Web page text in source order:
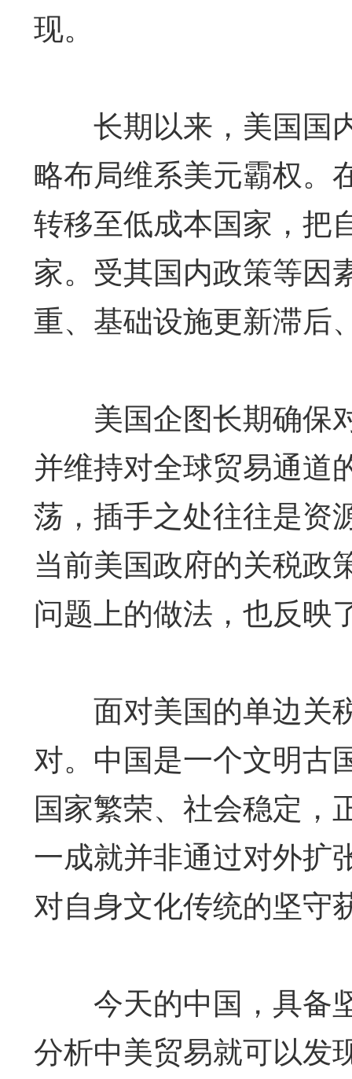
现。
长期以来，美国国
略布局维系美元霸权。
转移至低成本国家，把
家。受其国内政策等因
重、基础设施更新滞后
美国企图长期确保
并维持对全球贸易通道
荡，插手之处往往是资
当前美国政府的关税政
问题上的做法，也反映
面对美国的单边关
对。中国是一个文明古
国家繁荣、社会稳定，
一成就并非通过对外扩
对自身文化传统的坚守
今天的中国，具备
分析中美贸易就可以发